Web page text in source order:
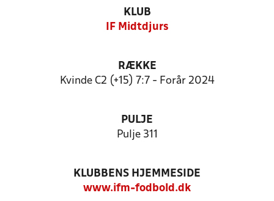
KLUB
IF Midtdjurs
RÆKKE
Kvinde C2 (+15) 7:7 - Forår 2024
PULJE
Pulje 311
KLUBBENS HJEMMESIDE
www.ifm-fodbold.dk